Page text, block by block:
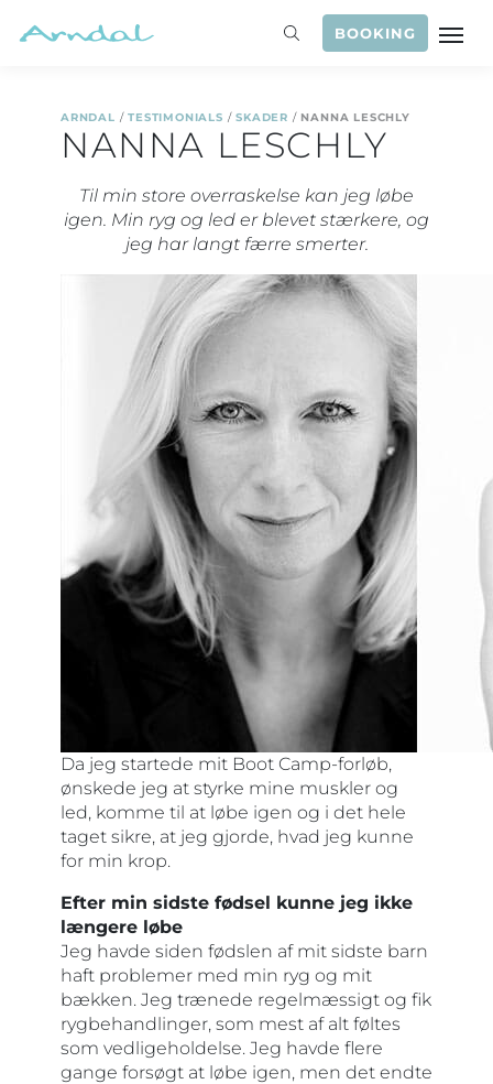
BOOKING
ARNDAL /TESTIMONIALS /SKADER / NANNA LESCHLY
NANNA LESCHLY
Til min store overraskelse kan jeg løbe
igen. Min ryg og led er blevet stærkere, og
jeg har langt færre smerter.
Da jeg startede mit Boot Camp-forløb,
ønskede jeg at styrke mine muskler og
led, komme til at løbe igen og i det hele
taget sikre, at jeg gjorde, hvad jeg kunne
for min krop.
Efter min sidste fødsel kunne jeg ikke
længere løbe
Jeg havde siden fødslen af mit sidste barn
haft problemer med min ryg og mit
bækken. Jeg trænede regelmæssigt og fik
rygbehandlinger, som mest af alt føltes
som vedligeholdelse. Jeg havde flere
gange forsøgt at løbe igen, men det endte